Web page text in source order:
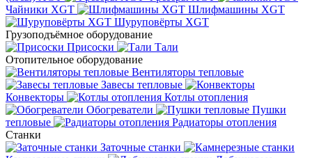
Чайники XGT
Шлифмашины XGT
Шуруповёрты XGT
Грузоподъёмное оборудование
Присоски
Тали
Отопительное оборудование
Вентиляторы тепловые
Завесы тепловые
Конвекторы
Котлы отопления
Обогреватели
Пушки
тепловые
Радиаторы отопления
Станки
Заточные станки